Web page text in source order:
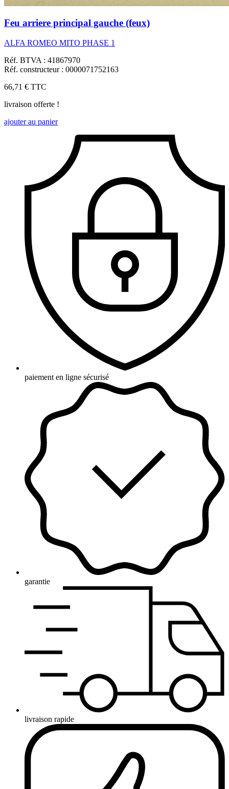
Feu arriere principal gauche (feux)
ALFA ROMEO MITO PHASE 1
Réf. BTVA : 41867970
Réf. constructeur : 0000071752163
66,71 € TTC
livraison offerte !
ajouter au panier
paiement en ligne sécurisé
garantie
livraison rapide